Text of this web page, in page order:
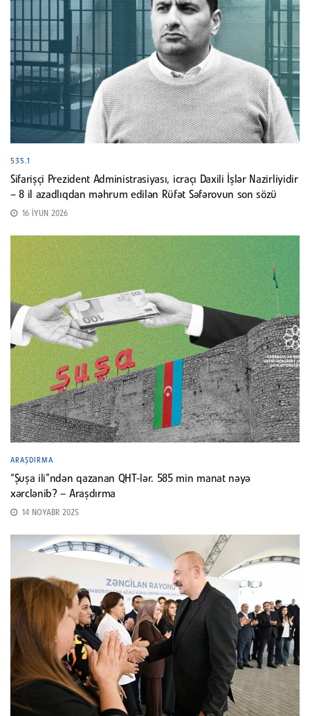
535.1
Sifarişçi Prezident Administrasiyası, icraçı Daxili İşlər Nazirliyidir
– 8 il azadlıqdan məhrum edilən Rüfət Səfərovun son sözü
16 İYUN 2026
ARAŞDIRMA
“Şuşa ili”ndən qazanan QHT-lər. 585 min manat nəyə
xərclənib? – Araşdırma
14 NOYABR 2025